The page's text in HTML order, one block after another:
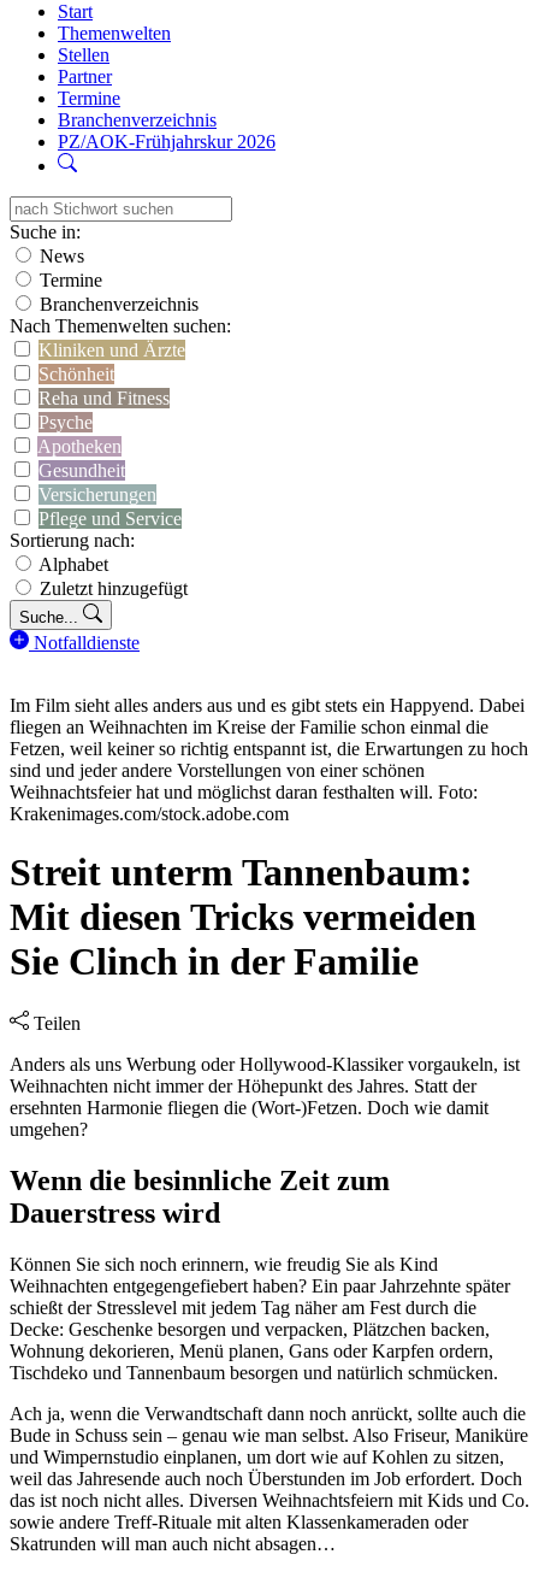
Start
Themenwelten
Stellen
Partner
Termine
Branchenverzeichnis
PZ/AOK-Frühjahrskur 2026
Suche in:
News
Termine
Branchenverzeichnis
Nach Themenwelten suchen:
Kliniken und Ärzte
Schönheit
Reha und Fitness
Psyche
Apotheken
Gesundheit
Versicherungen
Pflege und Service
Sortierung nach:
Alphabet
Zuletzt hinzugefügt
Suche...
Notfalldienste
Im Film sieht alles anders aus und es gibt stets ein Happyend. Dabei
fliegen an Weihnachten im Kreise der Familie schon einmal die
Fetzen, weil keiner so richtig entspannt ist, die Erwartungen zu hoch
sind und jeder andere Vorstellungen von einer schönen
Weihnachtsfeier hat und möglichst daran festhalten will. Foto:
Krakenimages.com/stock.adobe.com
Streit unterm Tannenbaum:
Mit diesen Tricks vermeiden
Sie Clinch in der Familie
Teilen
Anders als uns Werbung oder Hollywood-Klassiker vorgaukeln, ist
Weihnachten nicht immer der Höhepunkt des Jahres. Statt der
ersehnten Harmonie fliegen die (Wort-)Fetzen. Doch wie damit
umgehen?
Wenn die besinnliche Zeit zum
Dauerstress wird
Können Sie sich noch erinnern, wie freudig Sie als Kind
Weihnachten entgegengefiebert haben? Ein paar Jahrzehnte später
schießt der Stresslevel mit jedem Tag näher am Fest durch die
Decke: Geschenke besorgen und verpacken, Plätzchen backen,
Wohnung dekorieren, Menü planen, Gans oder Karpfen ordern,
Tischdeko und Tannenbaum besorgen und natürlich schmücken.
Ach ja, wenn die Verwandtschaft dann noch anrückt, sollte auch die
Bude in Schuss sein – genau wie man selbst. Also Friseur, Maniküre
und Wimpernstudio einplanen, um dort wie auf Kohlen zu sitzen,
weil das Jahresende auch noch Überstunden im Job erfordert. Doch
das ist noch nicht alles. Diversen Weihnachtsfeiern mit Kids und Co.
sowie andere Treff-Rituale mit alten Klassenkameraden oder
Skatrunden will man auch nicht absagen…